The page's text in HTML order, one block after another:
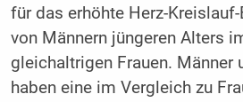
für das erhöhte Herz-
von Männern jüngeren Alters
gleichaltrigen Frauen. Männer
haben eine im Vergleich zu